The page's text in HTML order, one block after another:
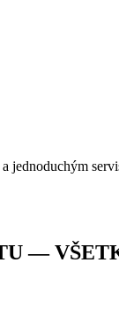
jednoduchým
—